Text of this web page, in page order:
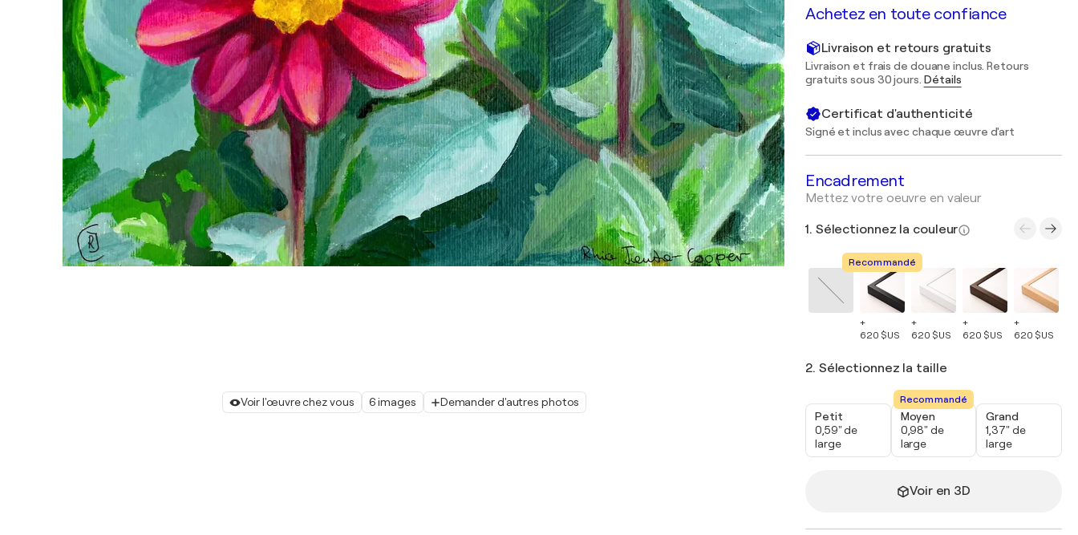
Voir l'œuvre chez vous 6 images Demander d'autres photos
Achetez en toute confiance
Livraison et retours gratuits
Livraison et frais de douane inclus. Retours
gratuits sous 30 jours. Détails
Certificat d'authenticité
Signé et inclus avec chaque œuvre d'art
Encadrement
Mettez votre oeuvre en valeur
1. Sélectionnez la couleur
Recommandé
+
620 $US
+
620 $US
+
620 $US
+
620 $US
2. Sélectionnez la taille
Petit
0,59" de
large
Recommandé
Moyen
0,98" de
large
Grand
1,37" de
large
Voir en 3D